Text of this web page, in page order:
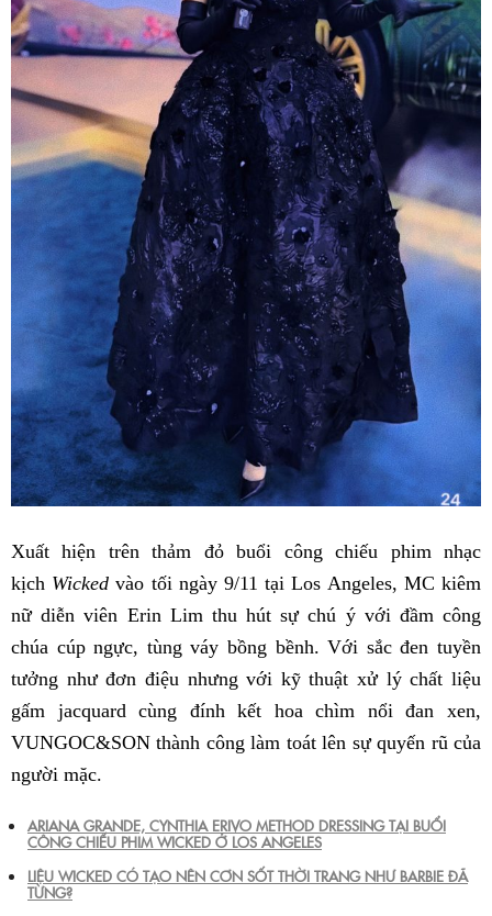
Xuất hiện trên thảm đỏ buổi công chiếu phim nhạc
kịch Wicked vào tối ngày 9/11 tại Los Angeles, MC kiêm
nữ diễn viên Erin Lim thu hút sự chú ý với đầm công
chúa cúp ngực, tùng váy bồng bềnh. Với sắc đen tuyền
tưởng như đơn điệu nhưng với kỹ thuật xử lý chất liệu
gấm jacquard cùng đính kết hoa chìm nổi đan xen,
VUNGOC&SON thành công làm toát lên sự quyến rũ của
người mặc.
ARIANA GRANDE, CYNTHIA ERIVO METHOD DRESSING TẠI BUỔI
CÔNG CHIẾU PHIM WICKED Ở LOS ANGELES
LIỆU WICKED CÓ TẠO NÊN CƠN SỐT THỜI TRANG NHƯ BARBIE ĐÃ
TỪNG?